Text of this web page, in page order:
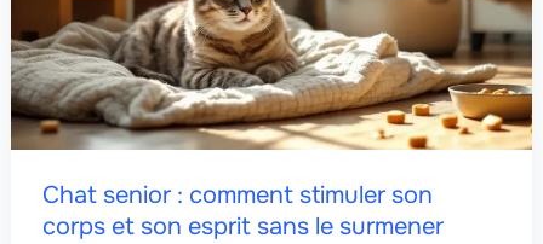
Chat senior : comment stimuler son
corps et son esprit sans le surmener